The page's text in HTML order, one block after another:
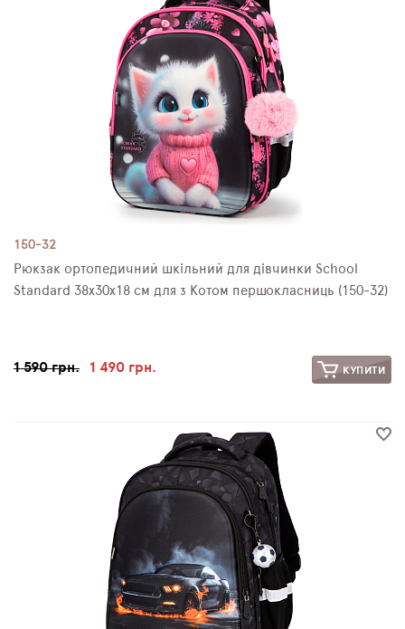
150-32
Рюкзак ортопедичний шкільний для дівчинки School
Standard 38х30х18 см для з Котом першокласниць (150-32)
1 590 грн. 1 490 грн. КУПИТИ